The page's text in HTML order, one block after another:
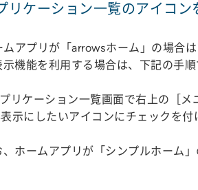
リケーション一覧のアイコ
ムアプリが「arrowsホーム」の場合
示機能を利用する場合は、下記の手
リケーション一覧画面で右上の［
示にしたいアイコンにチェックを
、ホームアプリが「シンプルホーム